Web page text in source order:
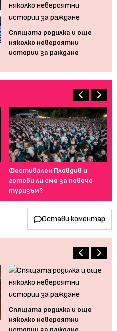
Спящата родилка и още
няколко невероятни
истории за раждане
Фестивален Пловдив и
готови ли сме за повече
туризъм?
Остави коментар
Спящата родилка и още
няколко невероятни